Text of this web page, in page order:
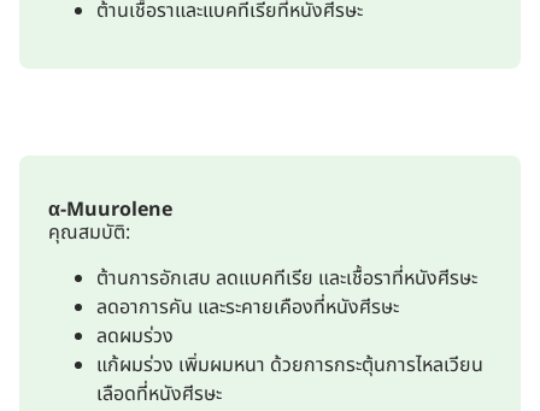
ต้านเชื้อราและแบคทีเรียที่หนังศีรษะ
α-Muurolene
คุณสมบัติ:
ต้านการอักเสบ ลดแบคทีเรีย และเชื้อราที่หนังศีรษะ
ลดอาการคัน และระคายเคืองที่หนังศีรษะ
ลดผมร่วง
แก้ผมร่วง เพิ่มผมหนา ด้วยการกระตุ้นการไหลเวียน
เลือดที่หนังศีรษะ